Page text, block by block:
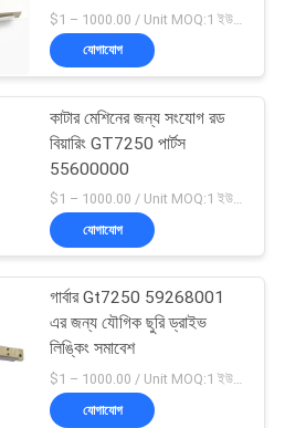
যোগাযোগ
কাটার মেশিনের জন্য সংযোগ রড
বিয়ারিং GT7250 পার্টস
55600000
$1 – 1000.00 / Unit MOQ:1 ইউনিট/ইউনিট অবহেলিত
যোগাযোগ
গার্বার Gt7250 59268001
এর জন্য যৌগিক ছুরি ড্রাইভ
লিঙ্কিং সমাবেশ
$1 – 1000.00 / Unit MOQ:1 ইউনিট/ইউনিট অবহেলিত
যোগাযোগ